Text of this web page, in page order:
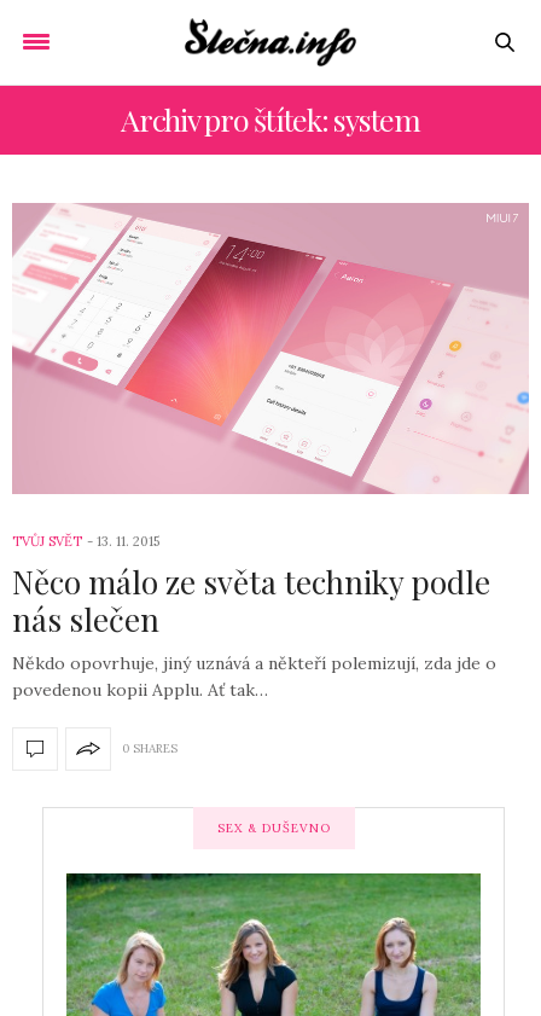
Archiv pro štítek: system
TVŮJ SVĚT 13. 11. 2015
Něco málo ze světa techniky podle
nás slečen
Někdo opovrhuje, jiný uznává a někteří polemizují, zda jde o
povedenou kopii Applu. Ať tak…
0 SHARES
SEX & DUŠEVNO